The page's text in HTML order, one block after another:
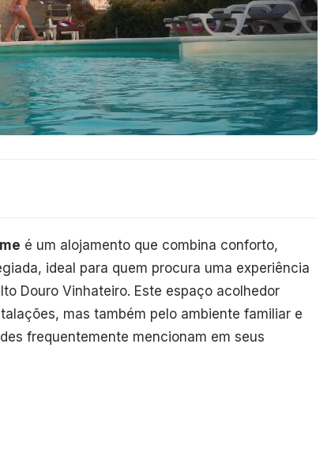
é um alojamento que combina conforto,
ideal para quem procura uma experiência
Douro Vinhateiro. Este espaço acolhedor
mas também pelo ambiente familiar e
frequentemente mencionam em seus